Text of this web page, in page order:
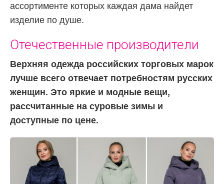
ассортименте которых каждая дама найдет
изделие по душе.
Отечественные производители
Верхняя одежда российских торговых марок
лучше всего отвечает потребностям русских
женщин. Это яркие и модные вещи,
рассчитанные на суровые зимы и
доступные по цене.